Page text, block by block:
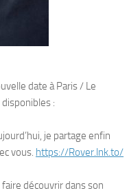
date à Paris / Le
:
je partage enfin
vous. https://Rover.lnk.to/
découvrir dans son